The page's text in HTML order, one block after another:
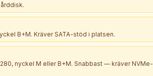
B+M. Kräver SATA-stöd i platsen.
nyckel M eller B+M. Snabbast — kräver NVMe-